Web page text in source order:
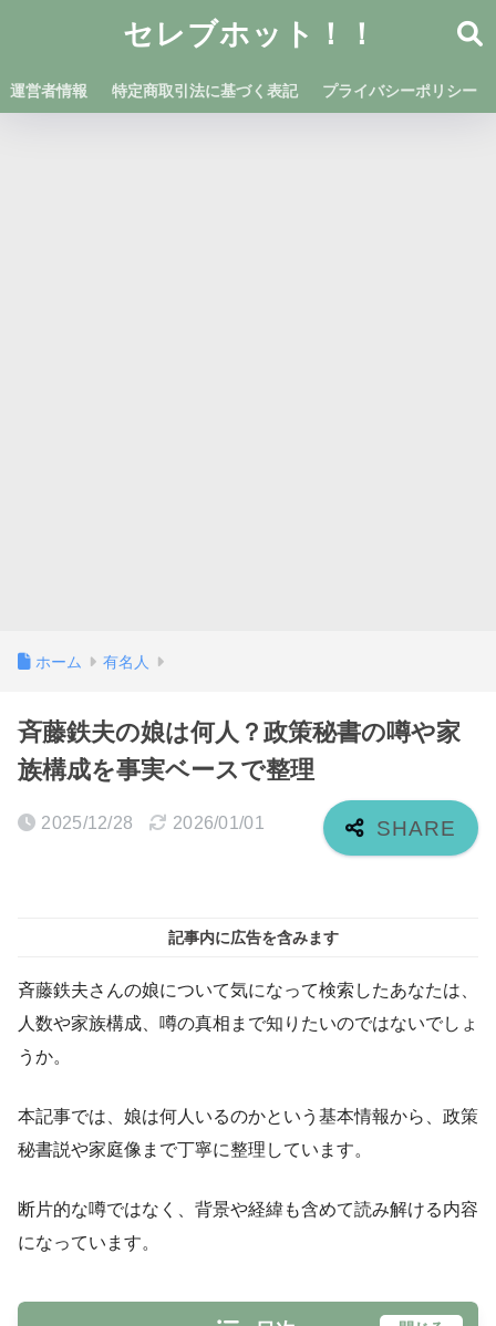
セレブホット！！
運営者情報 特定商取引法に基づく表記 プライバシーポリシー
ホーム 有名人
斉藤鉄夫の娘は何人？政策秘書の噂や家
族構成を事実ベースで整理
2025/12/28 2026/01/01
記事内に広告を含みます
斉藤鉄夫さんの娘について気になって検索したあなたは、
人数や家族構成、噂の真相まで知りたいのではないでしょ
うか。
本記事では、娘は何人いるのかという基本情報から、政策
秘書説や家庭像まで丁寧に整理しています。
断片的な噂ではなく、背景や経緯も含めて読み解ける内容
になっています。